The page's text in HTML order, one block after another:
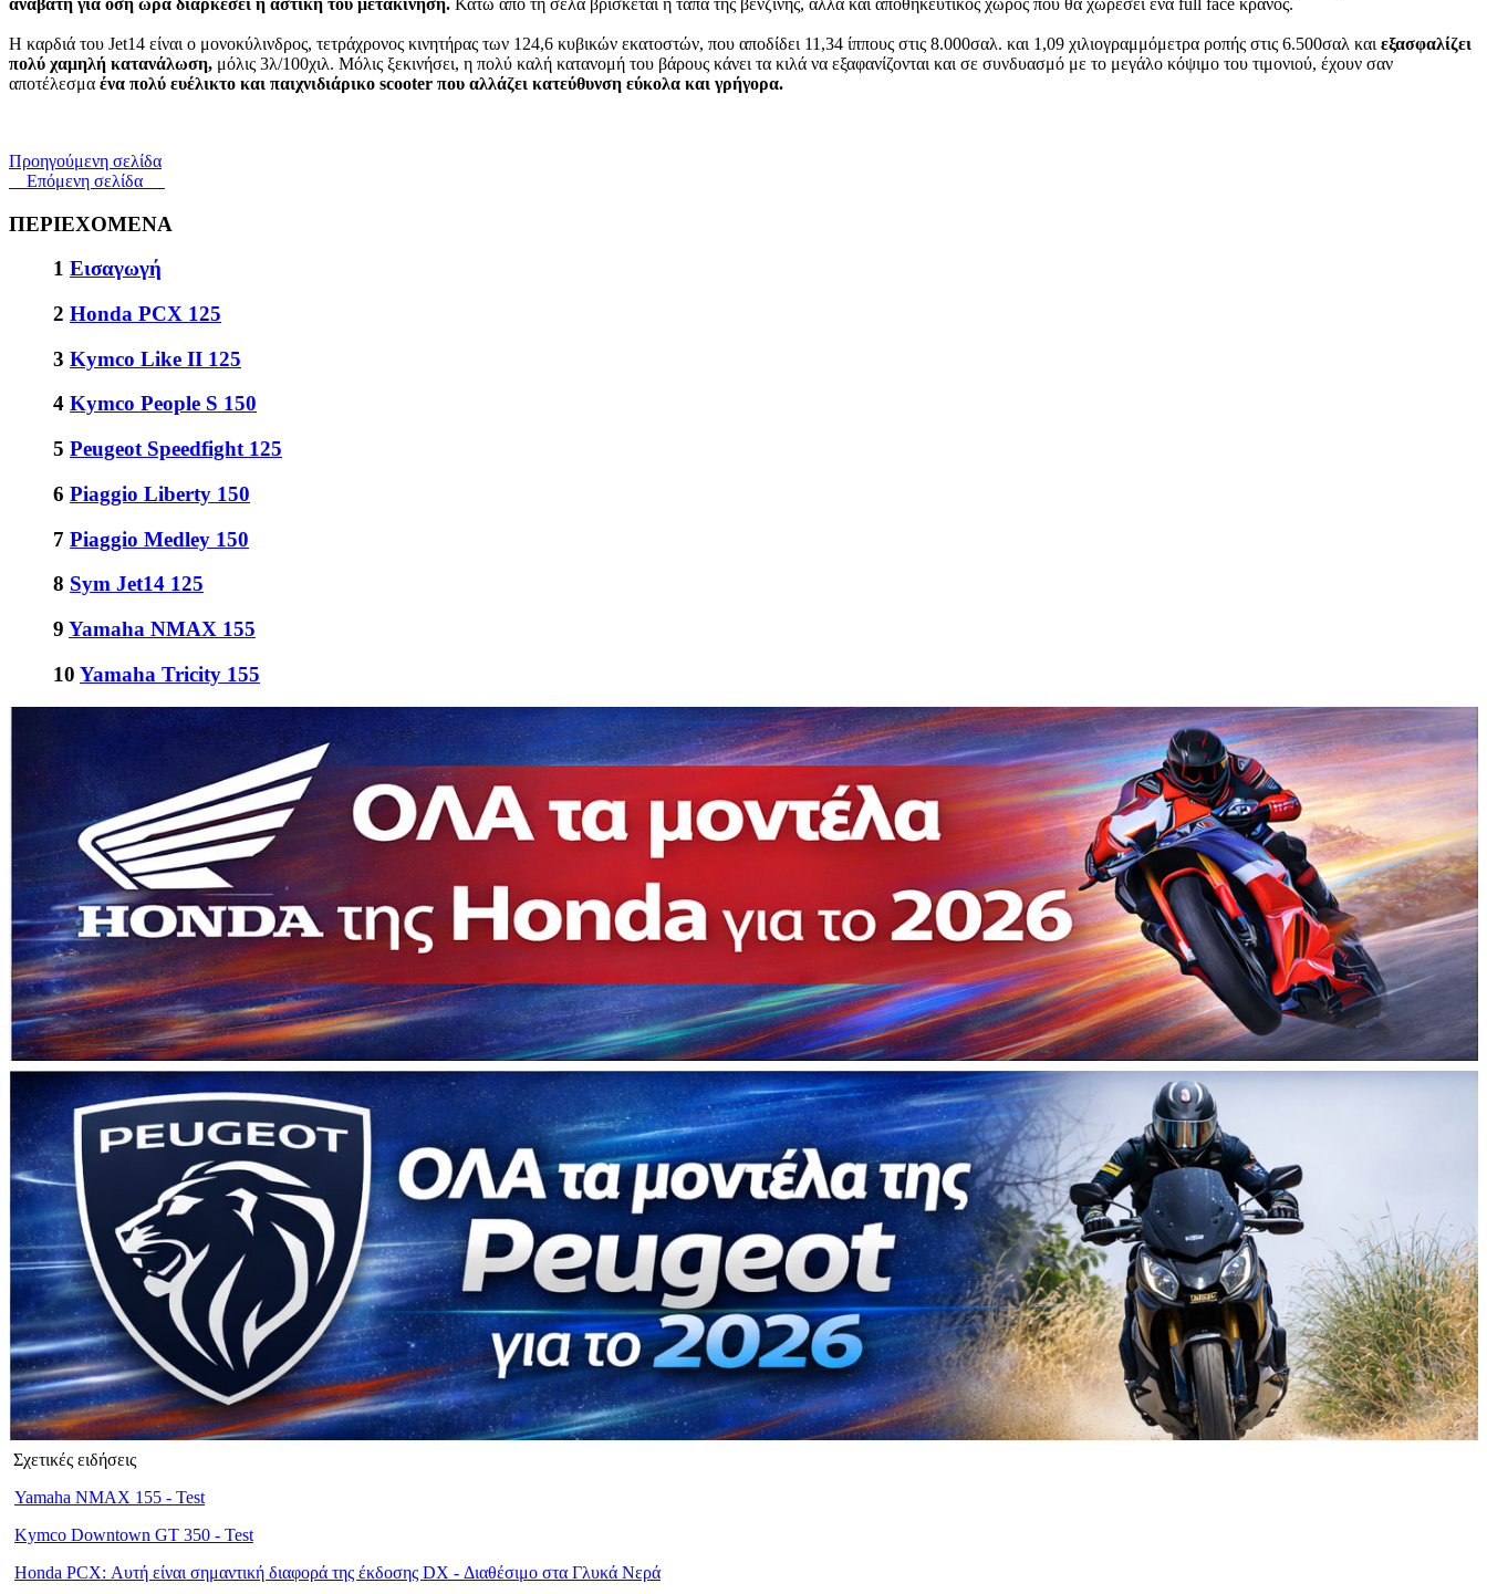
Η καρδιά του Jet14 είναι ο μονοκύλινδρος, τετράχρονος κινητήρας των 124,6 κυβικών εκατοστών, που αποδίδει 11,34 ίππους στις 8.000σαλ. και 1,09 χιλιογραμμόμετρα ροπής στις 6.500σαλ και εξασφαλίζει
πολύ χαμηλή κατανάλωση, μόλις 3λ/100χιλ. Μόλις ξεκινήσει, η πολύ καλή κατανομή του βάρους κάνει τα κιλά να εξαφανίζονται και σε συνδυασμό με το μεγάλο κόψιμο του τιμονιού, έχουν σαν
αποτέλεσμα ένα πολύ ευέλικτο και παιχνιδιάρικο scooter που αλλάζει κατεύθυνση εύκολα και γρήγορα.
Προηγούμενη σελίδα
Επόμενη σελίδα
ΠΕΡΙΕΧΟΜΕΝΑ
1 Εισαγωγή
2 Honda PCX 125
3 Kymco Like II 125
4 Kymco People S 150
5 Peugeot Speedfight 125
6 Piaggio Liberty 150
7 Piaggio Medley 150
8 Sym Jet14 125
9 Yamaha NMAX 155
10 Yamaha Tricity 155
Σχετικές ειδήσεις
Yamaha NMAX 155 - Test
Kymco Downtown GT 350 - Test
Honda PCX: Αυτή είναι σημαντική διαφορά της έκδοσης DX - Διαθέσιμο στα Γλυκά Νερά